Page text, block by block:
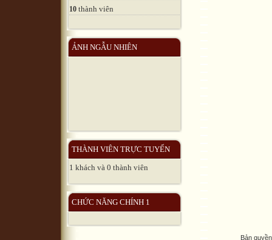
10 thành viên
ẢNH NGẪU NHIÊN
THÀNH VIÊN TRỰC TUYẾN
1 khách và 0 thành viên
CHỨC NĂNG CHÍNH 1
Bản